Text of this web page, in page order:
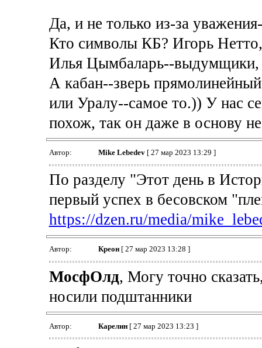
Да, и не только из-за
Кто символы КБ? Игорь
Илья Цымбаларь--выдумщики,
А кабан--зверь
или Уралу--самое то.)) У нас
похож, так он даже в основу
Автор: Mike Lebedev[ 27 мар 2023 13:29 ]
По разделу "Этот день в
первый успех в бесовском
https://dzen.ru/media/
Автор: Креон[ 27 мар 2023 13:28 ]
МосфОлд, Могу точно
носили подштанники
Автор: Карелин[ 27 мар 2023 13:23 ]